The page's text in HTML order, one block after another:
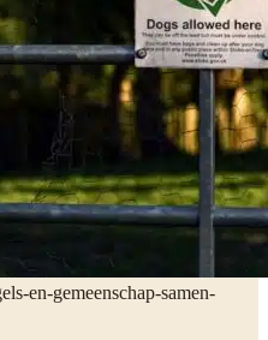
en-gemeenschap-samen-